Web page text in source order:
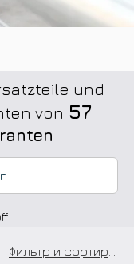
und
von 57
Фильтр и сортировка